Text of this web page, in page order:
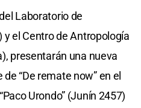
Laboratorio de
el Centro de Antropología
presentarán una nueva
“De remate now” en el
Urondo” (Junín 2457)